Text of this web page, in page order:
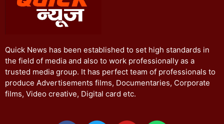
Quick News has been established to set high standards in
the field of media and also to work professionally as a
trusted media group. It has perfect team of professionals to
produce Advertisements films, Documentaries, Corporate
films, Video creative, Digital card etc.